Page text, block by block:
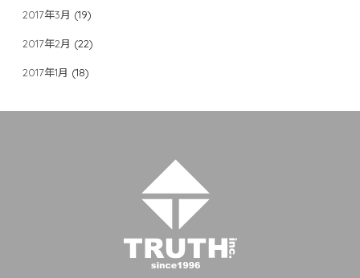
2017年3月 (19)
2017年2月 (22)
2017年1月 (18)